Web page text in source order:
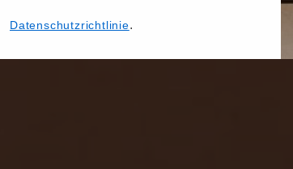
Datenschutzrichtlinie.